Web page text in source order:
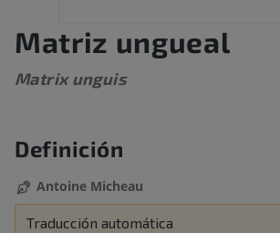
Matriz ungueal
Matrix unguis
Definición
Antoine Micheau
Traducción automática